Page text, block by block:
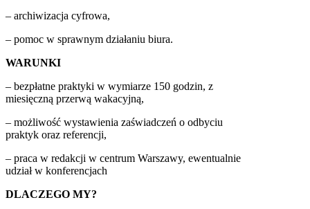
– archiwizacja cyfrowa,
– pomoc w sprawnym działaniu biura.
WARUNKI
– bezpłatne praktyki w wymiarze 150 godzin, z
miesięczną przerwą wakacyjną,
– możliwość wystawienia zaświadczeń o odbyciu
praktyk oraz referencji,
– praca w redakcji w centrum Warszawy, ewentualnie
udział w konferencjach
DLACZEGO MY?